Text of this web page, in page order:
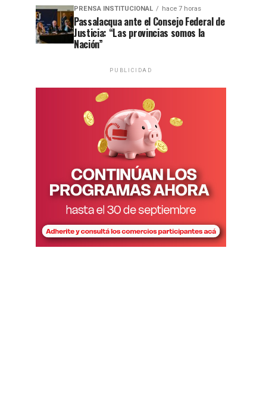
PRENSA INSTITUCIONAL hace 7 horas
Passalacqua ante el Consejo Federal de
Justicia: “Las provincias somos la
Nación”
PUBLICIDAD